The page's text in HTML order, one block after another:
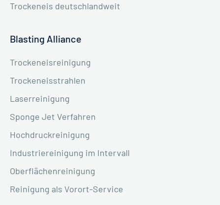
Trockeneis deutschlandweit
Blasting Alliance
Trockeneisreinigung
Trockeneisstrahlen
Laserreinigung
Sponge Jet Verfahren
Hochdruckreinigung
Industriereinigung im Intervall
Oberflächenreinigung
Reinigung als Vorort-Service